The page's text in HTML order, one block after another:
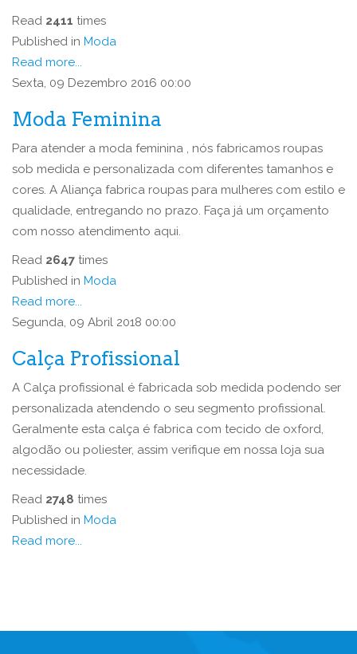
Read 2411 times
Published in Moda
Read more...
Sexta, 09 Dezembro 2016 00:00
Moda Feminina
Para atender a moda feminina , nós fabricamos roupas
sob medida e personalizada com diferentes tamanhos e
cores. A Aliança fabrica roupas para mulheres com estilo e
qualidade, entregando no prazo. Faça já um orçamento
com nosso atendimento aqui.
Read 2647 times
Published in Moda
Read more...
Segunda, 09 Abril 2018 00:00
Calça Profissional
A Calça profissional é fabricada sob medida podendo ser
personalizada atendendo o seu segmento profissional.
Geralmente esta calça é fabrica com tecido de oxford,
algodão ou poliester, assim verifique em nossa loja sua
necessidade.
Read 2748 times
Published in Moda
Read more...